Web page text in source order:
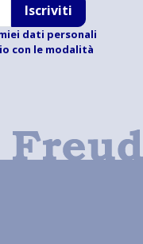
Iscriviti
dati personali
con le modalità